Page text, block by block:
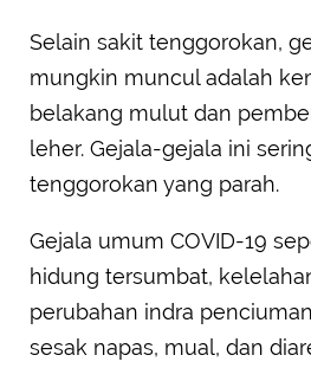
Selain sakit tenggorokan,
mungkin muncul adalah
belakang mulut dan
leher. Gejala-gejala ini
tenggorokan yang parah.
Gejala umum COVID-19
hidung tersumbat,
perubahan indra
sesak napas, mual, dan